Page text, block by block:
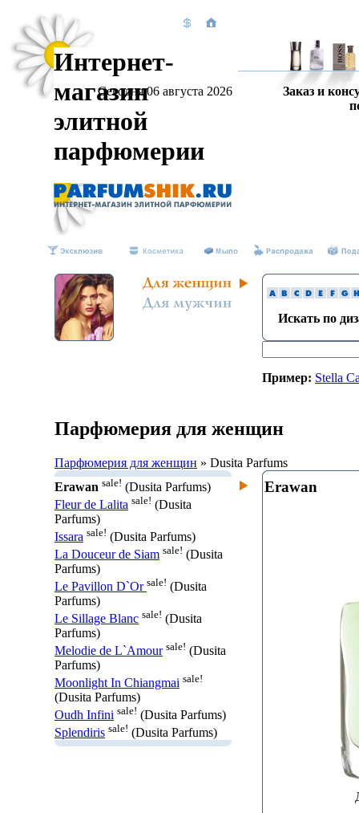
Интернет-
магазин
элитной
парфюмерии
Сегодня 06 августа 2026
Заказ и
Искать по
Пример: Stella
Парфюмерия для женщин
Парфюмерия для женщин » Dusita Parfums
Erawan sale! (Dusita Parfums)
Fleur de Lalita sale! (Dusita
Parfums)
Issara sale! (Dusita Parfums)
La Douceur de Siam sale! (Dusita
Parfums)
Le Pavillon D`Or sale! (Dusita
Parfums)
Le Sillage Blanc sale! (Dusita
Parfums)
Melodie de L`Amour sale! (Dusita
Parfums)
Moonlight In Chiangmai sale!
(Dusita Parfums)
Oudh Infini sale! (Dusita Parfums)
Splendiris sale! (Dusita Parfums)
Erawan